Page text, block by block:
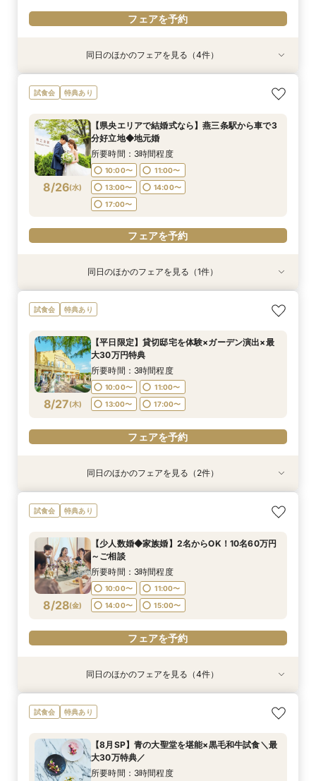
フェアを予約
特典あり
8/24(月)
【少人数婚◆家族婚】2名からOK！10名60万円
～ご相談
10:00〜
11:00〜
14:00〜
15:00〜
フェアを予約
特典あり
8/24(月)
【平日限定】貸切邸宅を体験×ガーデン演出×最
大30万円特典
10:00〜
11:00〜
13:00〜
17:00〜
フェアを予約
衣装試着 特典あり
8/24(月)
【ドレス重視必見】パーソナルカラー診断×試着
≪スイーツ試食≫
10:00〜
11:00〜
13:00〜
14:00〜
フェアを予約
8/24(月)
【写真も、家族との時間も♪】フォトウェディン
グ＆食事会フェア
10:00〜
11:00〜
14:00〜
15:00〜
17:00〜
フェアを予約
同日のほかのフェアを見る（4件）
試食会 特典あり
8/26(水)
【県央エリアで結婚式なら】燕三条駅から車で3
分好立地◆地元婚
所要時間：3時間程度
10:00〜
11:00〜
13:00〜
14:00〜
17:00〜
フェアを予約
8/26(水 )
【タイパ重視の方】クイック相談60分～◆大聖
堂＆邸宅見学
11:00〜
14:00〜
15:00〜
17:00〜
同日のほかのフェアを見る（1件）
試食会 特典あり
8/27(木)
【平日限定】貸切邸宅を体験×ガーデン演出×最
大30万円特典
所要時間：3時間程度
10:00〜
11:00〜
13:00〜
17:00〜
フェアを予約
特典あり
8/27(木)
【県央エリアで結婚式なら】燕三条駅から車で3
分好立地◆地元婚
10:00〜
13:00〜
14:00〜
17:00〜
特典あり
8/27(木)
【パパママ婚＆おめでた婚♪】お子様も一緒に◎
安心サポート
10:00〜
13:00〜
14:00〜
フェアを予約
同日のほかのフェアを見る（2件）
試食会 特典あり
8/28(金)
【少人数婚◆家族婚】2名からOK！10名60万円
～ご相談
所要時間：3時間程度
10:00〜
11:00〜
14:00〜
15:00〜
フェアを予約
8/28(金)
【タイパ重視の方】クイック相談60分～◆大聖
堂＆邸宅見学
11:00〜
14:00〜
15:00〜
特典あり
8/28(金)
【県央エリアで結婚式なら】燕三条駅から車で3
分好立地◆地元婚
10:00〜
13:00〜
14:00〜
衣装試着 特典あり
8/28(金)
【ドレス重視必見】パーソナルカラー診断×試着
≪スイーツ試食≫
10:00〜
13:00〜
14:00〜
8/28(金)
【写真も、家族との時間も♪】フォトウェディン
グ＆食事会フェア
10:00〜
14:00〜
15:00〜
同日のほかのフェアを見る（4件）
試食会 特典あり
【8月SP】青の大聖堂を堪能×黒毛和牛試食＼最
大30万特典／
所要時間：3時間程度